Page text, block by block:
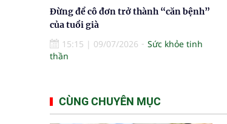
Đừng để cô đơn trở thành “căn bệnh”
của tuổi già
15:15 | 09/07/2026
Sức khỏe tinh
thần
CÙNG CHUYÊN MỤC